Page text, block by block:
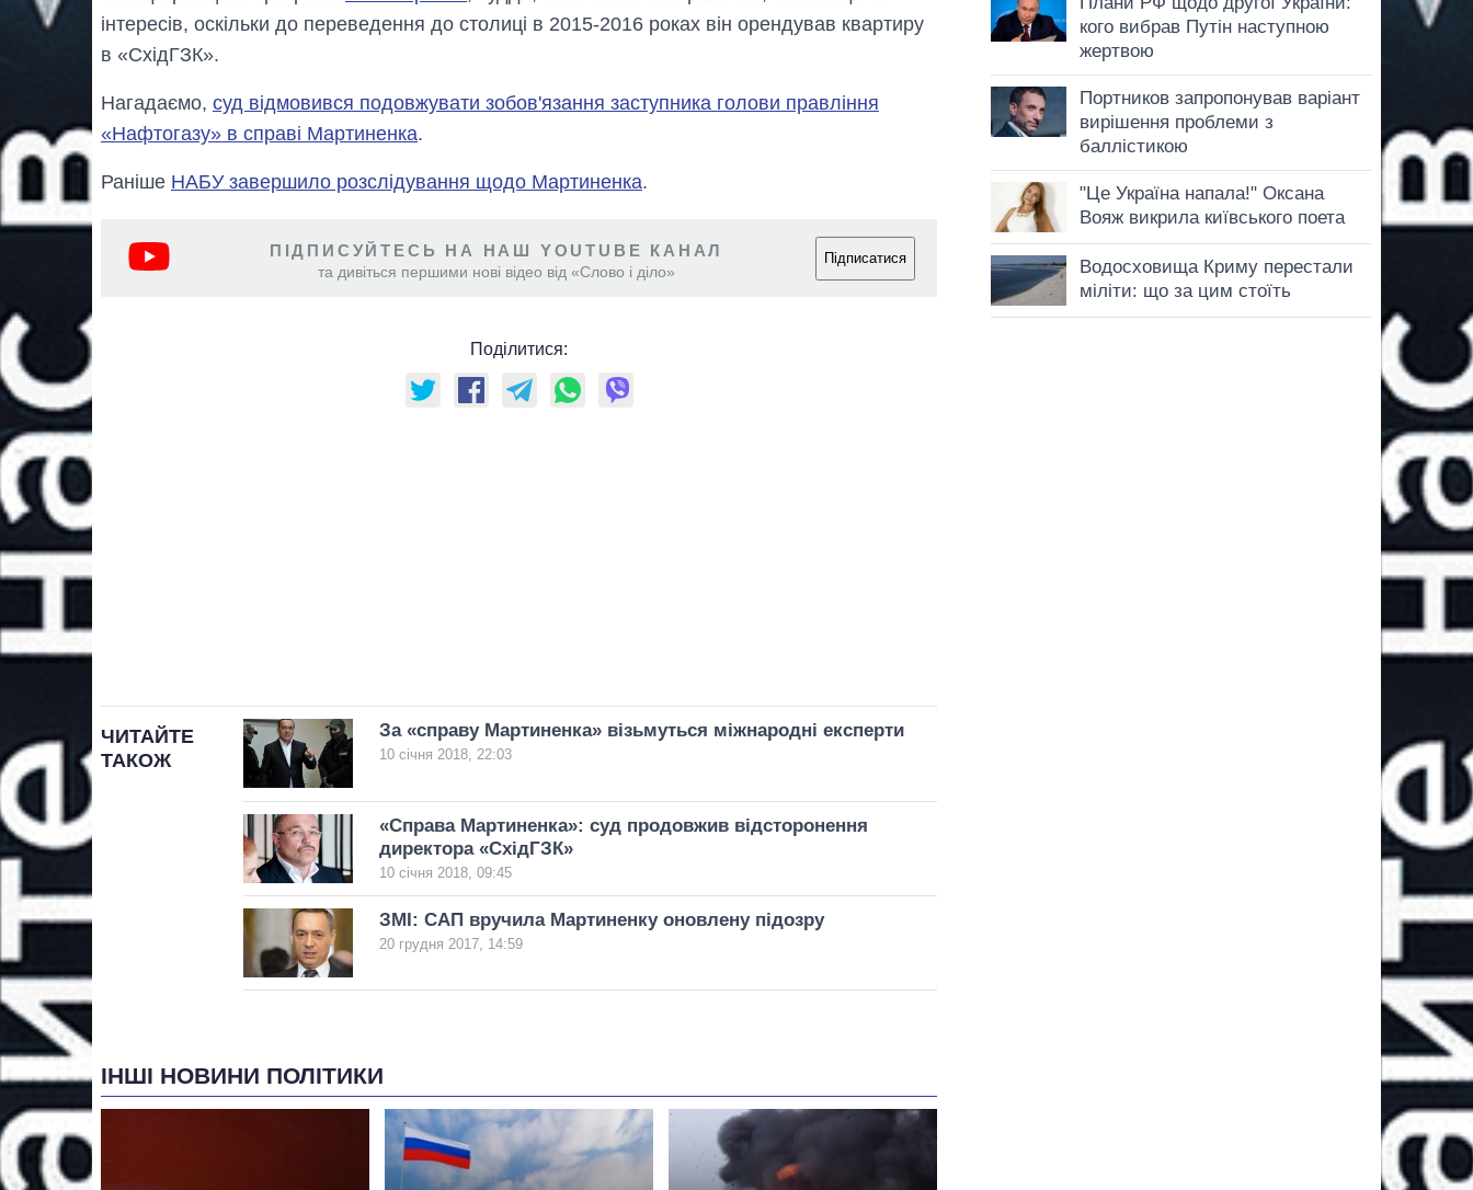
інтересів, оскільки до переведення до столиці в 2015-2016 роках він орендував квартиру
в «СхідГЗК».
Нагадаємо, суд відмовився подовжувати зобов'язання заступника голови правління
«Нафтогазу» в справі Мартиненка.
Раніше НАБУ завершило розслідування щодо Мартиненка.
ПІДПИСУЙТЕСЬ НА НАШ YOUTUBE КАНАЛ
та дивіться першими нові відео від «Слово і діло»
Підписатися
Поділитися:
ЧИТАЙТЕ
ТАКОЖ
За «справу Мартиненка» візьмуться міжнародні експерти
10 січня 2018, 22:03
«Справа Мартиненка»: суд продовжив відсторонення
директора «СхідГЗК»
10 січня 2018, 09:45
ЗМІ: САП вручила Мартиненку оновлену підозру
20 грудня 2017, 14:59
ІНШІ НОВИНИ ПОЛІТИКИ